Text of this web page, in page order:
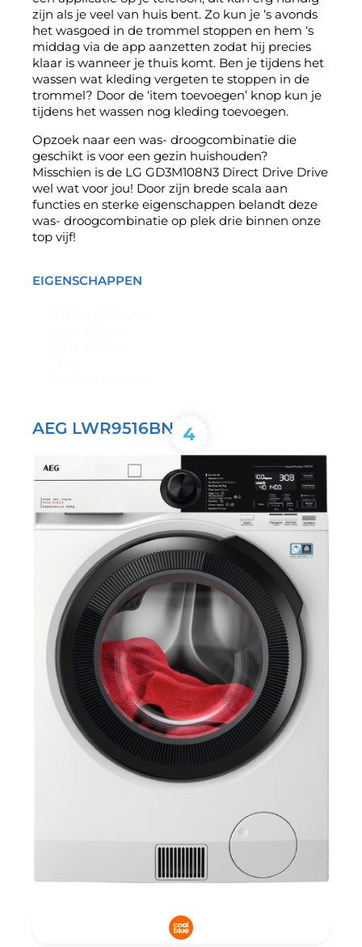
zijn als je veel van huis bent. Zo kun je ‘s avonds
het wasgoed in de trommel stoppen en hem ‘s
middag via de app aanzetten zodat hij precies
klaar is wanneer je thuis komt. Ben je tijdens het
wassen wat kleding vergeten te stoppen in de
trommel? Door de ‘item toevoegen’ knop kun je
tijdens het wassen nog kleding toevoegen.
Opzoek naar een was- droogcombinatie die
geschikt is voor een gezin huishouden?
Misschien is de LG GD3M108N3 Direct Drive Drive
wel wat voor jou! Door zijn brede scala aan
functies en sterke eigenschappen belandt deze
was- droogcombinatie op plek drie binnen onze
top vijf!
EIGENSCHAPPEN
AEG LWR9516BN4